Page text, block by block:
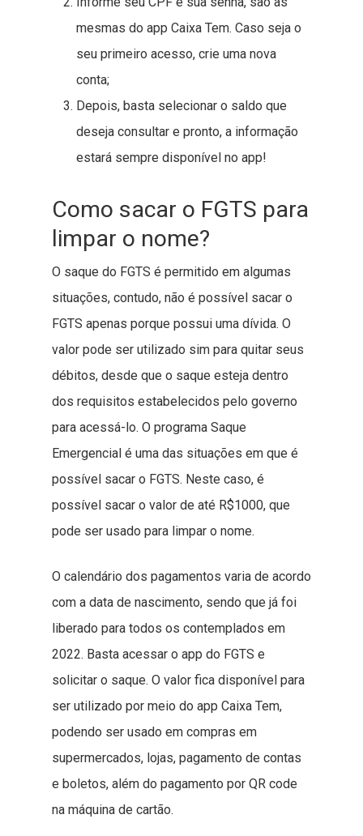
mesmas do app Caixa Tem. Caso seja o
seu primeiro acesso, crie uma nova
conta;
Depois, basta selecionar o saldo que
deseja consultar e pronto, a informação
estará sempre disponível no app!
Como sacar o FGTS para
limpar o nome?
O saque do FGTS é permitido em algumas
situações, contudo, não é possível sacar o
FGTS apenas porque possui uma dívida. O
valor pode ser utilizado sim para quitar seus
débitos, desde que o saque esteja dentro
dos requisitos estabelecidos pelo governo
para acessá-lo. O programa Saque
Emergencial é uma das situações em que é
possível sacar o FGTS. Neste caso, é
possível sacar o valor de até R$1000, que
pode ser usado para limpar o nome.
O calendário dos pagamentos varia de acordo
com a data de nascimento, sendo que já foi
liberado para todos os contemplados em
2022. Basta acessar o app do FGTS e
solicitar o saque. O valor fica disponível para
ser utilizado por meio do app Caixa Tem,
podendo ser usado em compras em
supermercados, lojas, pagamento de contas
e boletos, além do pagamento por QR code
na máquina de cartão.